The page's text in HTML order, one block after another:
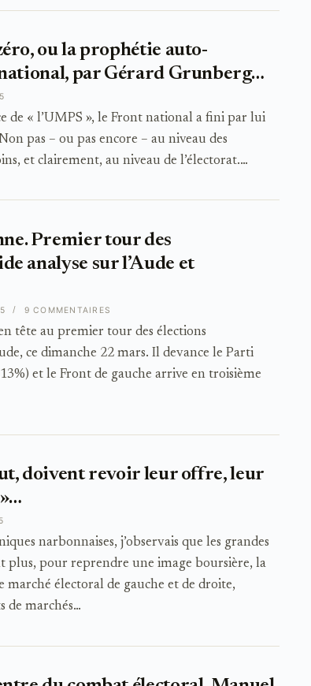
ou la prophétie auto-
par Gérard Grunberg…
de « l’UMPS », le Front national a fini par lui
pas – ou pas encore – au niveau des
et clairement, au niveau de l’électorat.…
Premier tour des
analyse sur l’Aude et
tête au premier tour des élections
ce dimanche 22 mars. Il devance le Parti
et le Front de gauche arrive en troisième
9 COMMENTAIRES
doivent revoir leur offre, leur
narbonnaises, j’observais que les grandes
plus, pour reprendre une image boursière, la
marché électoral de gauche et de droite,
de marchés…